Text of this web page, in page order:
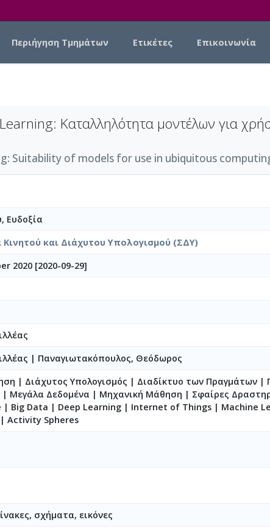
Περιήγηση Τμημάτων Ετικέτες Επικοινωνία
Καταλληλότητα μοντέλων για
Suitability of models for use in ubiquitous
Ευδοξία
και Διάχυτου Υπολογισμού (ΣΔΥ)
2020 [2020-09-29]
| Παναγιωτακόπουλος, Θεόδωρος
| Διάχυτος Υπολογισμός | Διαδίκτυο των Πραγμάτων |
| Μεγάλα Δεδομένα | Μηχανική Μάθηση | Σφαίρες
| Big Data | Deep Learning | Internet of Things | Machine
Activity Spheres
σχήματα, εικόνες